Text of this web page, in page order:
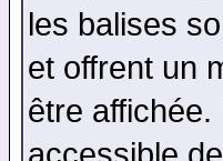
les balises
et offrent un
être